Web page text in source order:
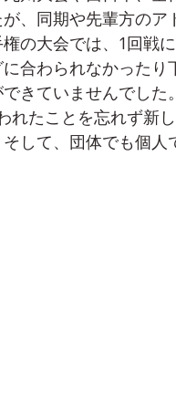
、同期や先輩方のア
の大会では、1回戦
合わられなかった
きていませんでした。
れたことを忘れず新
して、団体でも個人